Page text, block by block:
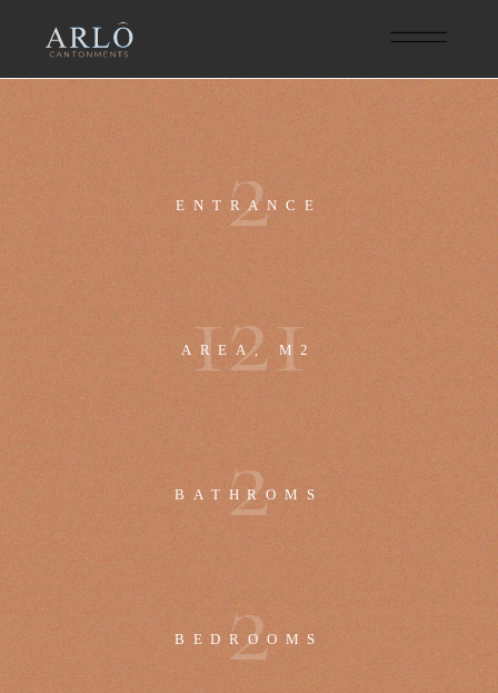
2
ENTRANCE
121
AREA, M2
2
BATHROMS
2
BEDROOMS